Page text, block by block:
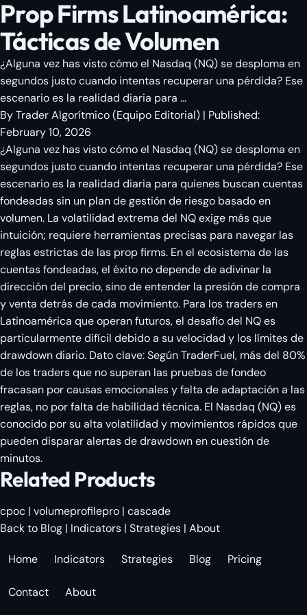
Prop Firms Latinoamérica:
Tácticas de Volumen
¿Alguna vez has visto cómo el Nasdaq (NQ) se desploma en
segundos justo cuando intentas recuperar una pérdida? Ese
escenario es la realidad diaria para ...
ByTrader Algorítmico(Equipo Editorial) | Published:
February 10, 2026
¿Alguna vez has visto cómo el Nasdaq (NQ) se desploma en
segundos justo cuando intentas recuperar una pérdida? Ese
escenario es la realidad diaria para quienes buscan cuentas
fondeadas sin un plan de gestión de riesgo basado en
volumen. La volatilidad extrema del NQ exige más que
intuición; requiere herramientas precisas para navegar las
reglas estrictas de las prop firms. En el ecosistema de las
cuentas fondeadas, el éxito no depende de adivinar la
dirección del precio, sino de entender la presión de compra
y venta detrás de cada movimiento. Para los traders en
Latinoamérica que operan futuros, el desafío del NQ es
particularmente difícil debido a su velocidad y los límites de
drawdown diario. Dato clave: Según TraderFuel, más del 80%
de los traders que no superan las pruebas de fondeo
fracasan por causas emocionales y falta de adaptación a las
reglas, no por falta de habilidad técnica. El Nasdaq (NQ) es
conocido por su alta volatilidad y movimientos rápidos que
pueden disparar alertas de drawdown en cuestión de
minutos.
Related Products
cpoc | volumeprofilepro | cascade
Back to Blog | Indicators | Strategies | About
Home Indicators Strategies Blog Pricing
Contact About